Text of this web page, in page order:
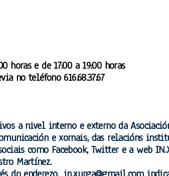
horas e de 17:00 a 19:00 horas
no teléfono 616.68.37.67
a nivel interno e externo da
e xornais, das relacións
como Facebook, Twitter e a web
Martínez.